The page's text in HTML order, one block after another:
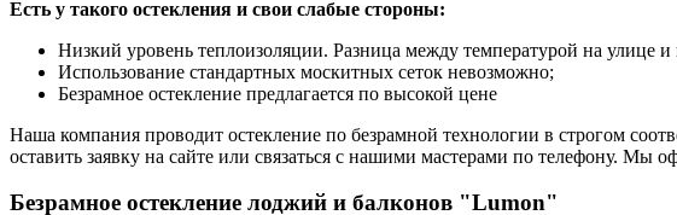
Есть у такого остекления и свои слабые стороны:
Низкий уровень теплоизоляции. Разница между температурой на улице
Использование стандартных москитных сеток невозможно;
Безрамное остекление предлагается по высокой цене
Наша компания проводит остекление по безрамной технологии в строгом
оставить заявку на сайте или связаться с нашими мастерами по телефону.
Безрамное остекление лоджий и балконов "Lumon"